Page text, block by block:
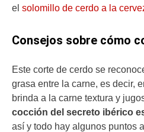
el solomillo de cerdo a la
Consejos sobre cómo
Este corte de cerdo se
grasa entre la carne, es decir,
brinda a la carne textura y
cocción del secreto ibérico
así y todo hay algunos puntos